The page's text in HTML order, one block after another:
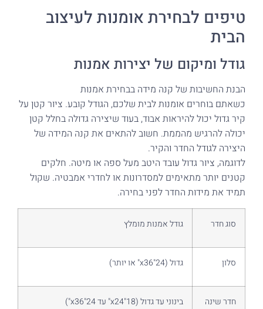
טיפים לבחירת אומנות לעיצוב
הבית
גודל ומיקום של יצירות אמנות
הבנת החשיבות של קנה מידה בבחירת אמנות
כשאתם בוחרים אומנות לבית שלכם, הגודל קובע. ציור קטן על
קיר גדול יכול להיראות אבוד, בעוד שיצירה גדולה בחלל קטן
יכולה להרגיש מהממת. חשוב להתאים את קנה המידה של
היצירה לגודל החדר והקיר.
לדוגמה, ציור גדול עובד היטב מעל ספה או מיטה. חלקים
קטנים יותר מתאימים למסדרונות או לחדרי אמבטיה. שקול
תמיד את מידות החדר לפני בחירה.
סוג חדר גודל אמנות מומלץ
סלון גדול (24"x36" או יותר)
חדר שינה בינוני עד גדול (18"x24" עד 24"x36")